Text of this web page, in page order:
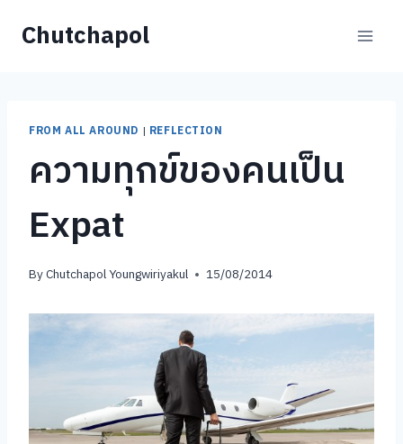
Chutchapol
FROM ALL AROUND | REFLECTION
ความทุกข์ของคนเป็น
Expat
ByChutchapol Youngwiriyakul 15/08/2014